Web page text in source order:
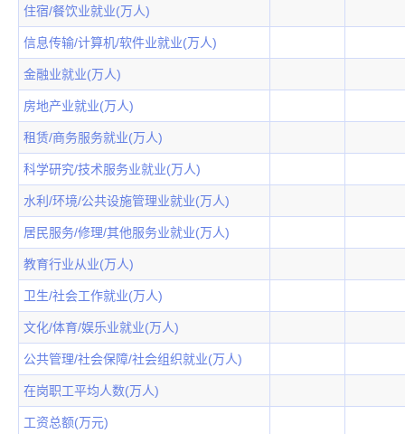
住宿/餐饮业就业(万人)
信息传输/计算机/软件业就业(万人)
金融业就业(万人)
房地产业就业(万人)
租赁/商务服务就业(万人)
科学研究/技术服务业就业(万人)
水利/环境/公共设施管理业就业(万人)
居民服务/修理/其他服务业就业(万人)
教育行业从业(万人)
卫生/社会工作就业(万人)
文化/体育/娱乐业就业(万人)
公共管理/社会保障/社会组织就业(万人)
在岗职工平均人数(万人)
工资总额(万元)